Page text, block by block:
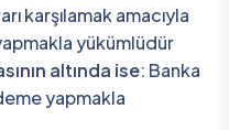
karşılamak amacıyla
yükümlüdür
altında ise: Banka
yapmakla